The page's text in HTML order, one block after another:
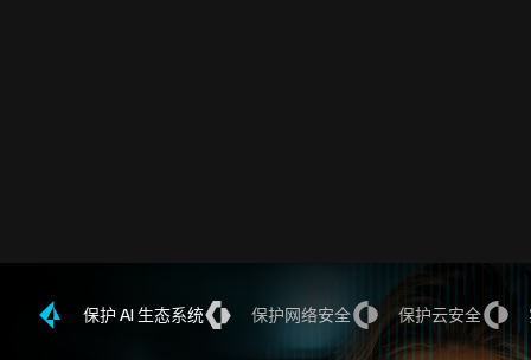
保护 AI 生态系统 保护网络安全 保护云安全